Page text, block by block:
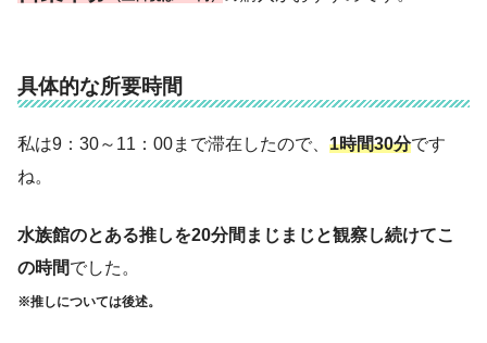
具体的な所要時間
私は9：30～11：00まで滞在したので、 1時間30分です
ね。
水族館のとある推しを20分間まじまじと観察し続けてこ
の時間でした。
※推しについては後述。